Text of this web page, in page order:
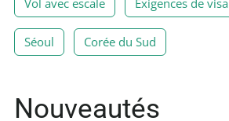
Vol avec escale Exigences de visa
Séoul Corée du Sud
Nouveautés